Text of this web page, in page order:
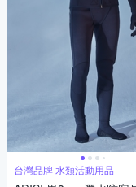
台灣品牌 水類活動用品